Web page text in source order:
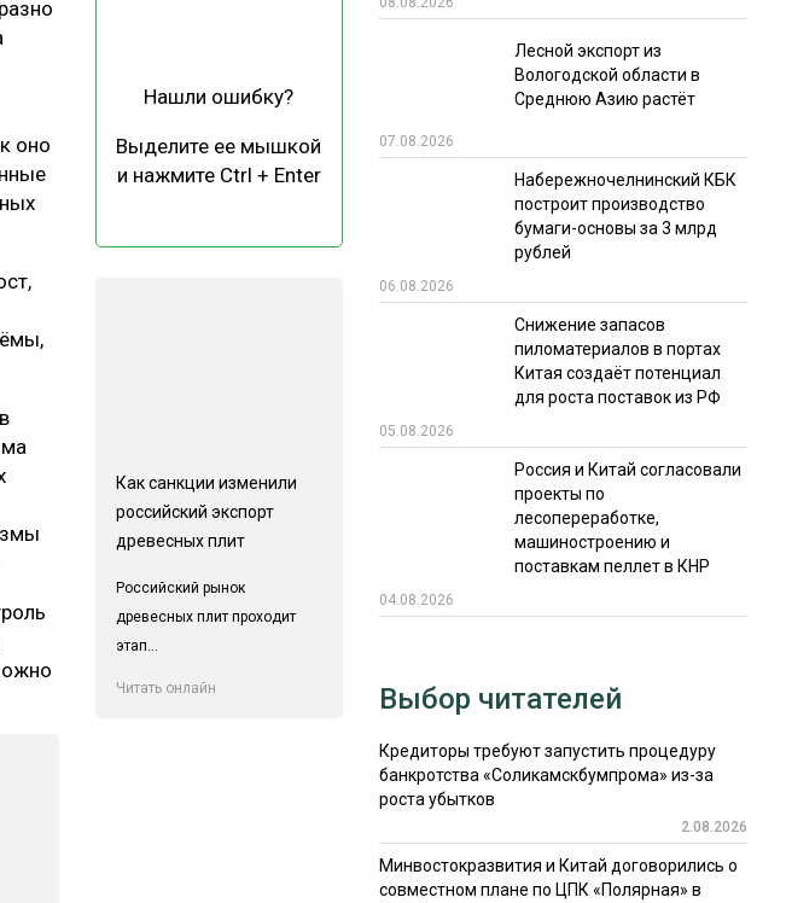
ДИСКУССИЯ
ВЫСТАВОК ИТОГИ МЕРОПРИЯТИЙ
оно
Нашли ошибку?
Выделите ее мышкой
и нажмите Ctrl + Enter
Как санкции изменили
российский экспорт
древесных плит
Российский рынок
древесных плит проходит
этап...
Читать онлайн
Лесной экспорт из
Вологодской области в
Среднюю Азию растёт
07.08.2026
Набережночелнинский КБК
построит производство
бумаги-основы за 3 млрд
рублей
06.08.2026
Снижение запасов
пиломатериалов в портах
Китая создаёт потенциал
для роста поставок из РФ
05.08.2026
Россия и Китай согласовали
проекты по
лесопереработке,
машиностроению и
поставкам пеллет в КНР
04.08.2026
Выбор читателей
Кредиторы требуют запустить процедуру
банкротства «Соликамскбумпрома» из-за
роста убытков
2.08.2026
Минвостокразвития и Китай договорились о
совместном плане по ЦПК «Полярная» в